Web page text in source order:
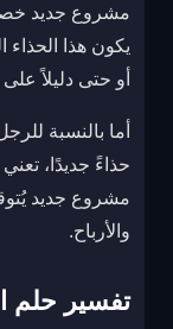
مشروع جديد
يكون هذا الحذاء
أو حتى دليلاً
أما بالنسبة
حذاءً جديدًا،
مشروع جديد
والأرباح.
تفسير حلم